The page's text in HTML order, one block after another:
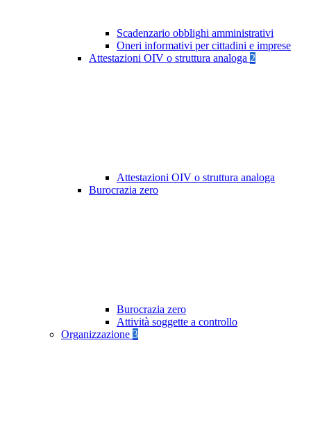
Scadenzario obblighi amministrativi
Oneri informativi per cittadini e imprese
Attestazioni OIV o struttura analoga 2
Attestazioni OIV o struttura analoga
Burocrazia zero
Burocrazia zero
Attività soggette a controllo
Organizzazione 3